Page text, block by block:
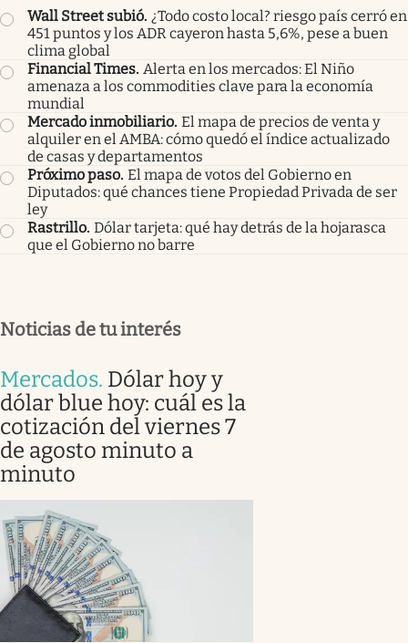
Wall Street subió. ¿Todo costo local? riesgo país cerró en
451 puntos y los ADR cayeron hasta 5,6%, pese a buen
clima global
Financial Times. Alerta en los mercados: El Niño
amenaza a los commodities clave para la economía
mundial
Mercado inmobiliario. El mapa de precios de venta y
alquiler en el AMBA: cómo quedó el índice actualizado
de casas y departamentos
Próximo paso. El mapa de votos del Gobierno en
Diputados: qué chances tiene Propiedad Privada de ser
ley
Rastrillo. Dólar tarjeta: qué hay detrás de la hojarasca
que el Gobierno no barre
Noticias de tu interés
Mercados. Dólar hoy y
dólar blue hoy: cuál es la
cotización del viernes 7
de agosto minuto a
minuto